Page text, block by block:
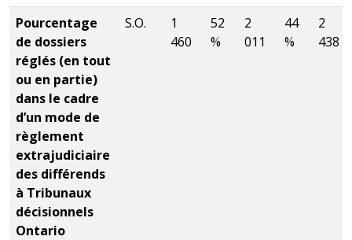
Pourcentage
de dossiers
réglés (en tout
ou en partie)
dans le cadre
d’un mode de
règlement
extrajudiciaire
des différends
à Tribunaux
décisionnels
Ontario
S.O.
1
460
52
%
2
011
44
%
2
438